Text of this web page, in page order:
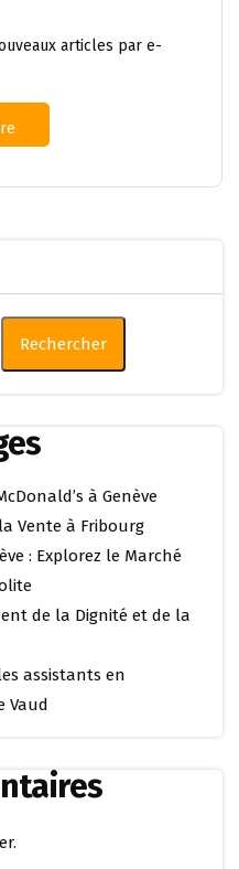
articles par e-
Rechercher
à Genève
Vente à Fribourg
: Explorez le Marché
de la Dignité et de la
assistants en
Vaud